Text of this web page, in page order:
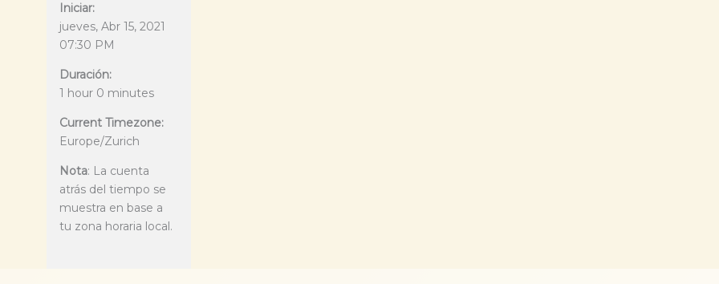
Iniciar:
jueves, Abr 15, 2021
07:30 PM
Duración:
1 hour 0 minutes
Current Timezone:
Europe/Zurich
Nota: La cuenta
atrás del tiempo se
muestra en base a
tu zona horaria local.